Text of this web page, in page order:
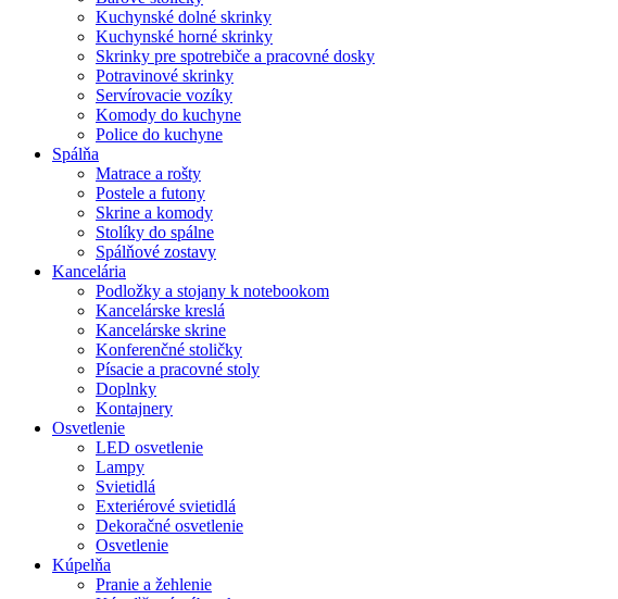
Kuchynské dolné skrinky
Kuchynské horné skrinky
Skrinky pre spotrebiče a pracovné dosky
Potravinové skrinky
Servírovacie vozíky
Komody do kuchyne
Police do kuchyne
Spálňa
Matrace a rošty
Postele a futony
Skrine a komody
Stolíky do spálne
Spálňové zostavy
Kancelária
Podložky a stojany k notebookom
Kancelárske kreslá
Kancelárske skrine
Konferenčné stoličky
Písacie a pracovné stoly
Doplnky
Kontajnery
Osvetlenie
LED osvetlenie
Lampy
Svietidlá
Exteriérové svietidlá
Dekoračné osvetlenie
Osvetlenie
Kúpelňa
Pranie a žehlenie